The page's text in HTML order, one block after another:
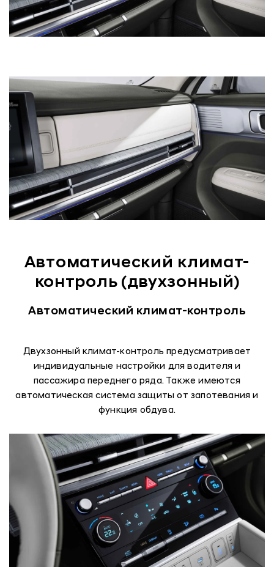
Автоматический климат-
контроль (двухзонный)
Автоматический климат-контроль
Двухзонный климат-контроль предусматривает
индивидуальные настройки для водителя и
пассажира переднего ряда. Также имеются
автоматическая система защиты от запотевания и
функция обдува.